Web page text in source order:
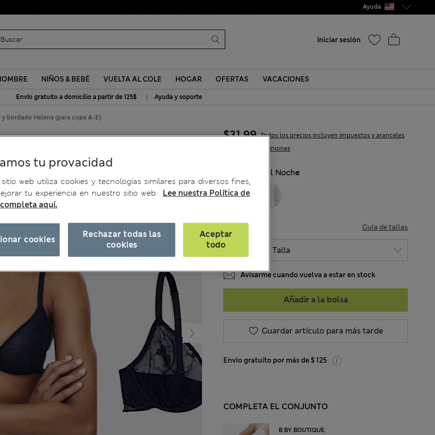
Ayuda
Iniciar sesión
NIÑOS & BEBÉ VUELTA AL COLE HOGAR OFERTAS VACACIONES
Envío gratuito a domicilio a partir de 125$ | Ayuda y soporte
bordado Helena (para copa A-E)
4 Opiniones
$31.99 Todos los precios incluyen impuestos y aranceles
Azul Noche
Guía de tallas
Avisarme cuando vuelva a estar en stock
Añadir a la bolsa
Guardar artículo para más tarde
Envío gratuito por más de $ 125
COMPLETA EL CONJUNTO
B BY BOUTIQUE
tu provacidad
web utiliza cookies y tecnologías similares para diversos fines,
tu experiencia en nuestro sitio web.
Lee nuestra Política de
aquí.
Rechazar todas las
cookies
Aceptar
todo
cookies